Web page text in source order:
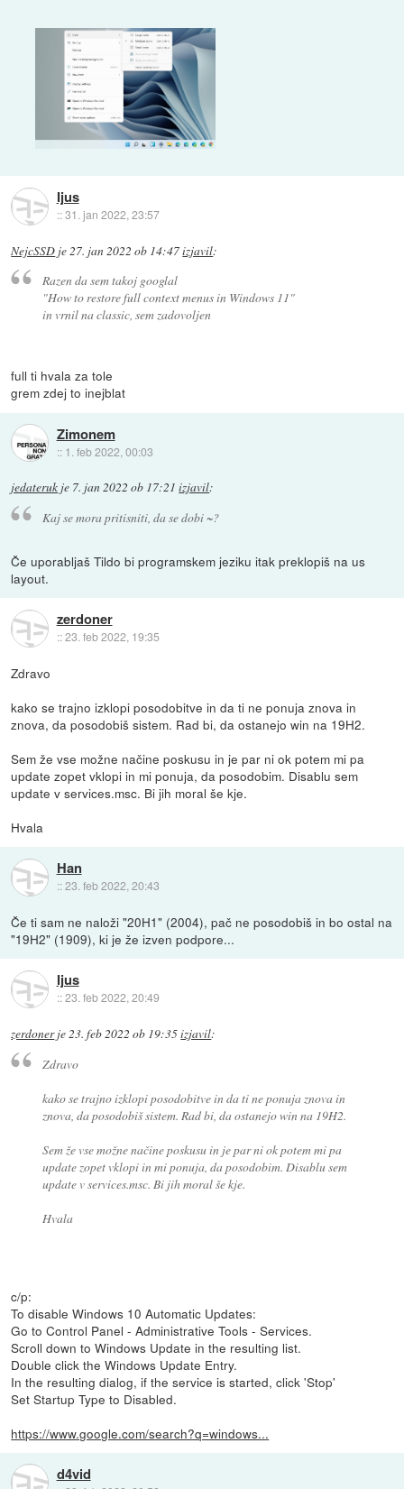
Ijus
::31. jan 2022, 23:57
NejcSSD je27. jan 2022 ob 14:47izjavil:
Razen da sem takoj googlal
"How to restore full context menus in Windows 11"
in vrnil na classic, sem zadovoljen
full ti hvala za tole
grem zdej to inejblat
Zimonem
:: 1. feb 2022, 00:03
jedateruk je 7. jan 2022 ob 17:21 izjavil:
Kaj se mora pritisniti, da se dobi ~?
Če uporabljaš Tildo bi programskem jeziku itak preklopiš na us
layout.
zerdoner
::23. feb 2022, 19:35
Zdravo
kako se trajno izklopi posodobitve in da ti ne ponuja znova in
znova, da posodobiš sistem. Rad bi, da ostanejo win na 19H2.
Sem že vse možne načine poskusu in je par ni ok potem mi pa
update zopet vklopi in mi ponuja, da posodobim. Disablu sem
update v services.msc. Bi jih moral še kje.
Hvala
Han
::23. feb 2022, 20:43
Če ti sam ne naloži "20H1" (2004), pač ne posodobiš in bo ostal na
"19H2" (1909), ki je že izven podpore...
Ijus
::23. feb 2022, 20:49
zerdonerje23. feb 2022 ob 19:35izjavil:
Zdravo
kako se trajno izklopi posodobitve in da ti ne ponuja znova in
znova, da posodobiš sistem. Rad bi, da ostanejo win na 19H2.
Sem že vse možne načine poskusu in je par ni ok potem mi pa
update zopet vklopi in mi ponuja, da posodobim. Disablu sem
update v services.msc. Bi jih moral še kje.
Hvala
c/p:
To disable Windows 10 Automatic Updates:
Go to Control Panel - Administrative Tools - Services.
Scroll down to Windows Update in the resulting list.
Double click the Windows Update Entry.
In the resulting dialog, if the service is started, click 'Stop'
Set Startup Type to Disabled.
https://www.google.com/search?q=windows...
d4vid